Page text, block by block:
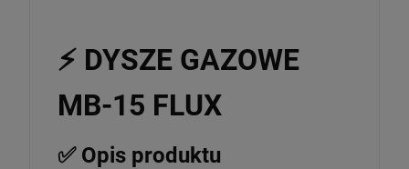
⚡ DYSZE GAZOWE
MB-15 FLUX
✅ Opis produktu